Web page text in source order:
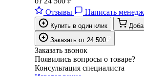
Отзывы
Написать
Купить в один клик
Заказать от 24 500
Заказать звонок
Появились вопросы о товаре?
Консультация специалиста